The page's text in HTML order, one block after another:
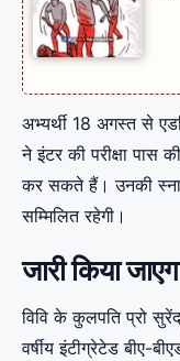
अभ्यर्थी 18 अगस्त से
ने इंटर की परीक्षा पास
कर सकते हैं। उनकी
सम्मिलित रहेगी।
जारी किया
विवि के कुलपति प्रो
वर्षीय इंटीग्रेटेड बीए-